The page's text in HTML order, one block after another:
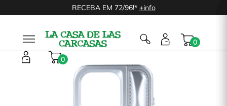
RECEBA EM 72/96!* +info

0
0